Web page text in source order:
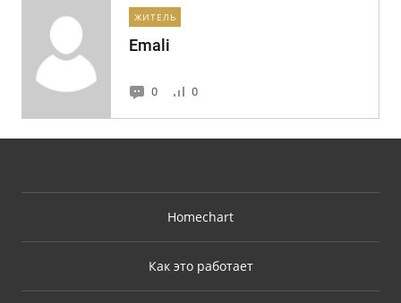
ЖИТЕЛЬ
Emali
0 0
Homechart
Как это работает